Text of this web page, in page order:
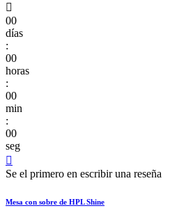

00
días
:
00
horas
:
00
min
:
00
seg

Se el primero en escribir una reseña
Mesa con sobre de HPL Shine